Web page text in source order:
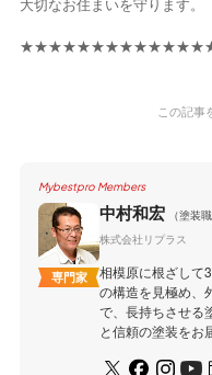
この記事
Mybestpro Members
専門家
中村和宏
（塗装
株式会社リプラス
相模原に根ざして
の構造を見極め、
で、長持ちさせる
と信頼の塗装をお